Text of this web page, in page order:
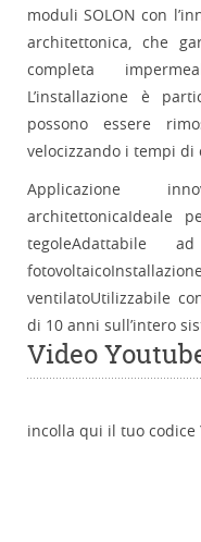
moduli SOLON con
architettonica, che
completa
L’installazione è
possono essere
velocizzando i tempi
Applicazione
architettonicaIdeale
ventilatoUtilizzabile
di 10 anni sull’intero
Video
incolla qui il tuo codice